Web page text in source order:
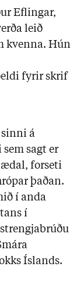
Eflingar,
leið
kvenna. Hún
fyrir skrif
sinni á
sagt er
forseti
þaðan.
í anda
í
Íslands.